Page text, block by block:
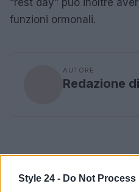
Style 24 - Do Not
“rest day” può inoltre
funzioni ormonali.
AUTORE
Redazione